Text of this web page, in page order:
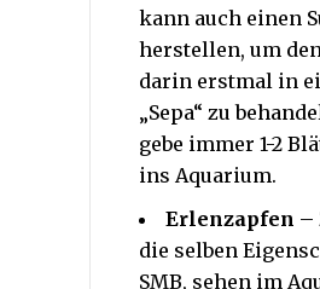
kann auch einen
herstellen, um
darin erstmal in
„Sepa“ zu
gebe immer 1-2
ins Aquarium.
Erlenzapfen –
die selben
SMB, sehen im